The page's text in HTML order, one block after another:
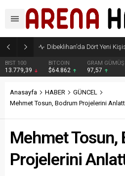
Dibeklihan’da Dört Yeni
BIST 100
13.779,39
BITCOIN
$64.862
GRAM GÜMÜŞ
97,57
Anasayfa HABER
GÜNCEL
Mehmet Tosun, Bodrum Projelerini
Mehmet Tosun,
Projelerini